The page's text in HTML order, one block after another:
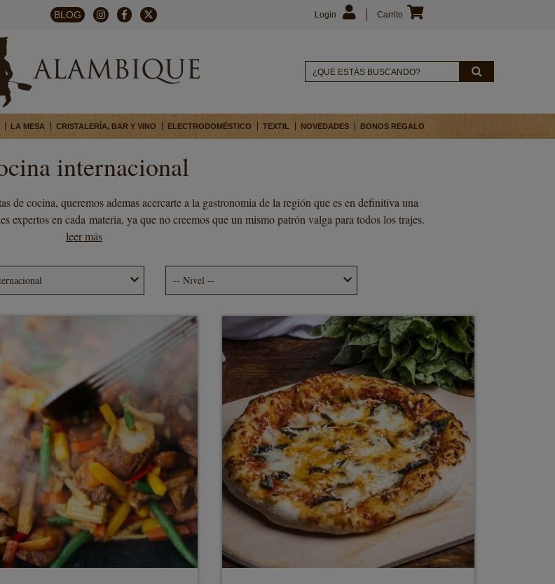
BLOG Carrito
Login
LA MESA CRISTALERÍA, BAR Y VINO ELECTRODOMÉSTICO TEXTIL NOVEDADES BONOS REGALO
internacional
de cocina, queremos ademas acercarte a la gastronomia de la región que es en definitiva una
expertos en cada materia, ya que no creemos que un mismo patrón valga para todos los trajes.
leer más